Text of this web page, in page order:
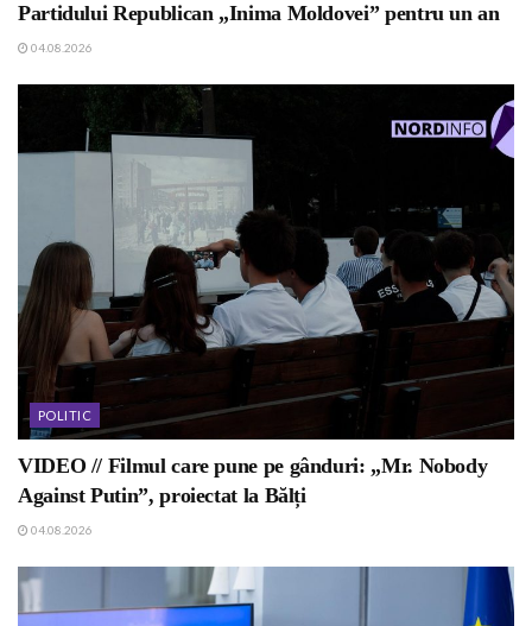
Partidului Republican „Inima Moldovei” pentru un an
04.08.2026
POLITIC
VIDEO // Filmul care pune pe gânduri: „Mr. Nobody
Against Putin”, proiectat la Bălți
04.08.2026